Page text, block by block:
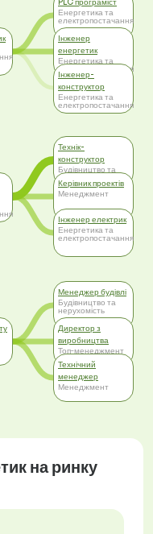
Енергетика та
електропостачання
Інженер
енергетик
Енергетика та
електропостачання
Інженер-
конструктор
Енергетика та
електропостачання
Технік-
конструктор
Будівництво та
нерухомість
Керівник проектів
Менеджмент
Інженер електрик
Енергетика та
електропостачання
Менеджер будівлі
Будівництво та
нерухомість
Директор з
виробництва
Топ-менеджмент
Технічний
менеджер
Менеджмент
на ринку